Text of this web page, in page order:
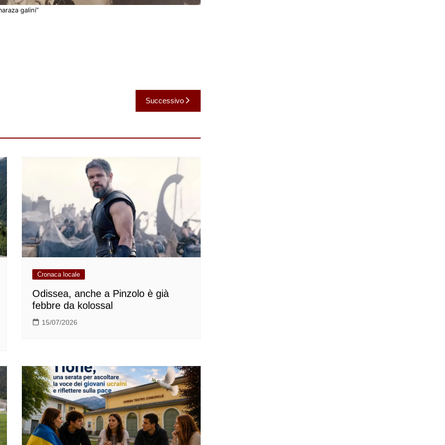
galini”
Successivo
Cronaca locale
Odissea, anche a Pinzolo è già
febbre da kolossal
15/07/2026